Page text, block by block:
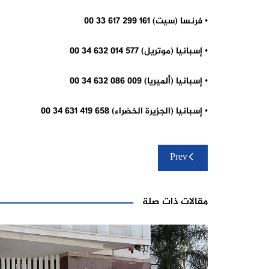
• فرنسا (سيت) 161 299 617 33 00
• إسبانيا (موتريل) 577 014 632 34 00
• إسبانيا (ألميريا) 009 086 632 34 00
• إسبانيا (الجزيرة الخضراء) 658 419 631 34 00
تصفّح
المقالاتPrev
مقالات ذات صلة